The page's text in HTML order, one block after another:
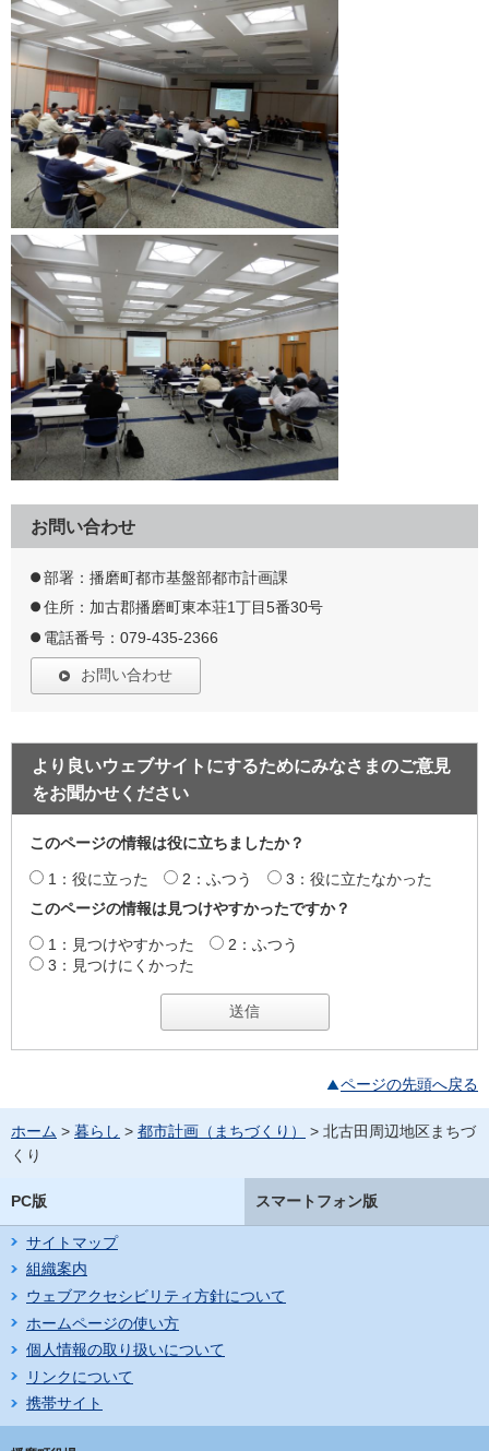
お問い合わせ
部署：播磨町都市基盤部都市計画課
住所：加古郡播磨町東本荘1丁目5番30号
電話番号：079-435-2366
お問い合わせ
より良いウェブサイトにするためにみなさまのご意見
をお聞かせください
このページの情報は役に立ちましたか？
1：役に立った 2：ふつう
3：役に立たなかった
このページの情報は見つけやすかったですか？
1：見つけやすかった
2：ふつう
3：見つけにくかった
ページの先頭へ戻る
ホーム > 暮らし > 都市計画（まちづくり）
> 北古田周辺地区まちづ
くり
PC版 スマートフォン版
サイトマップ
組織案内
ウェブアクセシビリティ方針について
ホームページの使い方
個人情報の取り扱いについて
リンクについて
携帯サイト